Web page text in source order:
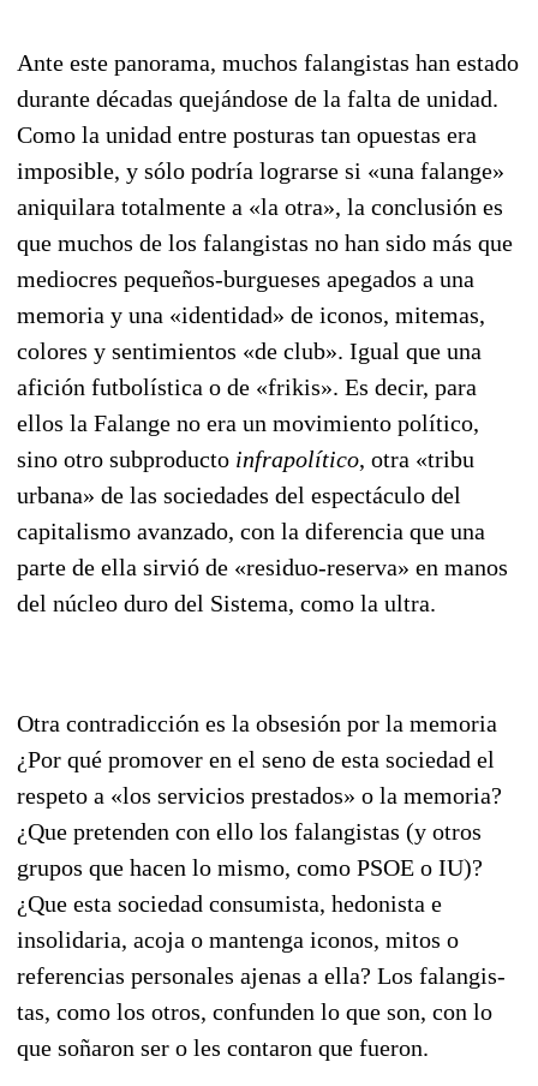
Ante este panorama, muchos falangistas han estado
durante décadas quejándose de la falta de unidad.
Como la unidad entre posturas tan opuestas era
imposible, y sólo podría lograrse si «una falange»
aniquilara totalmente a «la otra», la conclusión es
que muchos de los falangistas no han sido más que
mediocres pequeños-burgueses apegados a una
memoria y una «identidad» de ico­nos, mitemas,
colores y sentimientos «de club». Igual que una
afición futbolística o de «frikis». Es decir, para
ellos la Falange no era un movimiento político,
sino otro subproducto infrapolítico, otra «tribu
urbana» de las sociedades del espectáculo del
capitalismo avanzado, con la diferencia que una
parte de ella sirvió de «residuo-reserva» en manos
del núcleo duro del Sistema, como la ultra.
Otra contradicción es la obsesión por la memoria
¿Por qué promover en el seno de esta sociedad el
respeto a «los servicios prestados» o la memoria?
¿Que pretenden con ello los falangistas (y otros
grupos que hacen lo mismo, como PSOE o IU)?
¿Que esta sociedad consumista, hedonista e
insolidaria, acoja o mantenga iconos, mitos o
referencias personales ajenas a ella? Los falangis­
tas, como los otros, confunden lo que son, con lo
que soñaron ser o les contaron que fueron.